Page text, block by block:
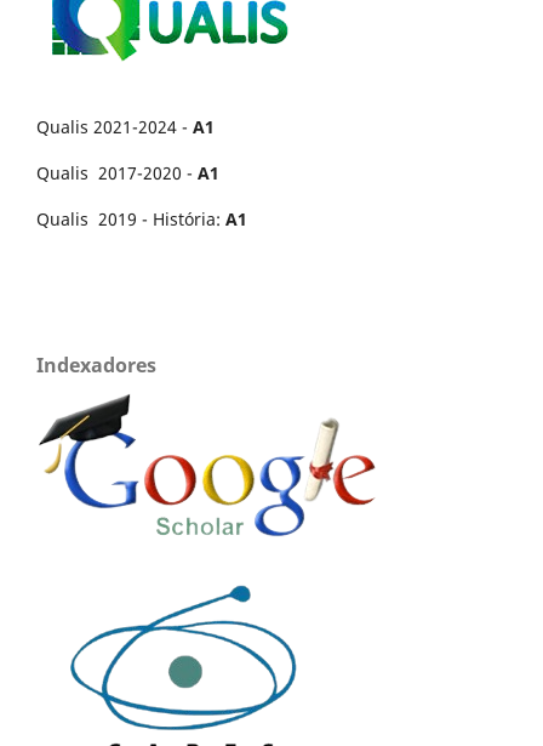
Qualis 2021-2024 - A1
Qualis 2017-2020 - A1
Qualis 2019 - História: A1
Indexadores